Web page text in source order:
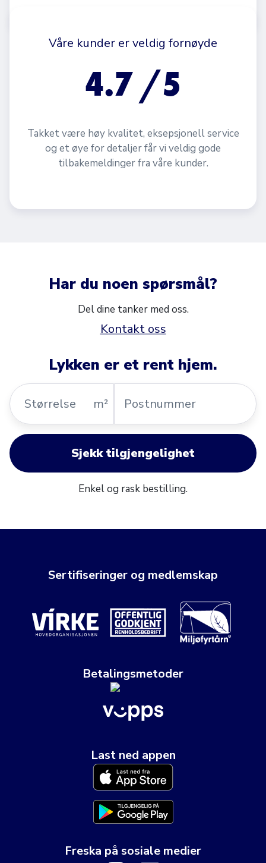
Våre kunder er veldig fornøyde
4.7 /5
Takket være høy kvalitet, eksepsjonell service
og et øye for detaljer får vi veldig gode
tilbakemeldinger fra våre kunder.
Har du noen spørsmål?
Del dine tanker med oss.
Kontakt oss
Lykken er et rent hjem.
Størrelse
m²
Sjekk tilgjengelighet
Enkel og rask bestilling.
Sertifiseringer og medlemskap
Betalingsmetoder
Last ned appen
Freska på sosiale medier